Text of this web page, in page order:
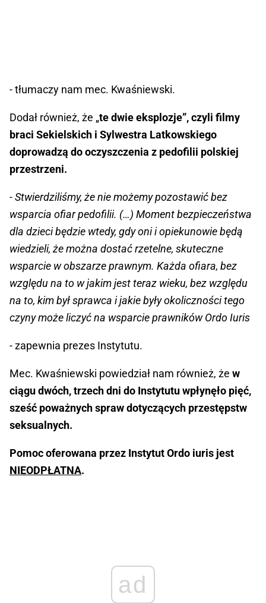
- tłumaczy nam mec. Kwaśniewski.
Dodał również, że „te dwie eksplozje”, czyli filmy
braci Sekielskich i Sylwestra Latkowskiego
doprowadzą do oczyszczenia z pedofilii polskiej
przestrzeni.
- Stwierdziliśmy, że nie możemy pozostawić bez
wsparcia ofiar pedofilii. (…) Moment bezpieczeństwa
dla dzieci będzie wtedy, gdy oni i opiekunowie będą
wiedzieli, że można dostać rzetelne, skuteczne
wsparcie w obszarze prawnym. Każda ofiara, bez
względu na to w jakim jest teraz wieku, bez względu
na to, kim był sprawca i jakie były okoliczności tego
czyny może liczyć na wsparcie prawników Ordo Iuris
- zapewnia prezes Instytutu.
Mec. Kwaśniewski powiedział nam również, że w
ciągu dwóch, trzech dni do Instytutu wpłynęło pięć,
sześć poważnych spraw dotyczących przestępstw
seksualnych.
Pomoc oferowana przez Instytut Ordo iuris jest
NIEODPŁATNA.
ad